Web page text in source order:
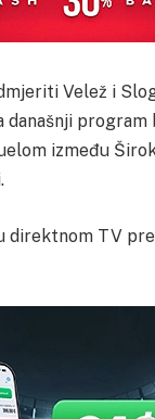
Velež i
današnji
između
direktnom TV